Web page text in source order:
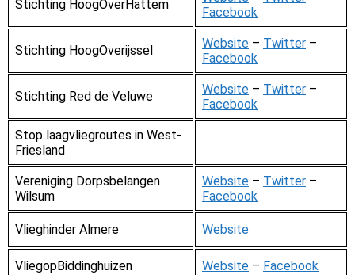
Stichting HoogOverHattem
Facebook
Stichting HoogOverijssel Website – Twitter –
Facebook
Stichting Red de Veluwe Website – Twitter –
Facebook
Stop laagvliegroutes in West-
Friesland
Vereniging Dorpsbelangen
Wilsum
Website – Twitter –
Facebook
Vlieghinder Almere Website
VliegopBiddinghuizen Website – Facebook